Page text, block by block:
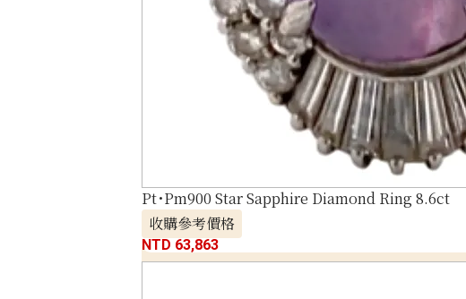
Pt･Pm900 Star Sapphire Diamond Ring 8.6ct
收購參考價格
NTD 63,863